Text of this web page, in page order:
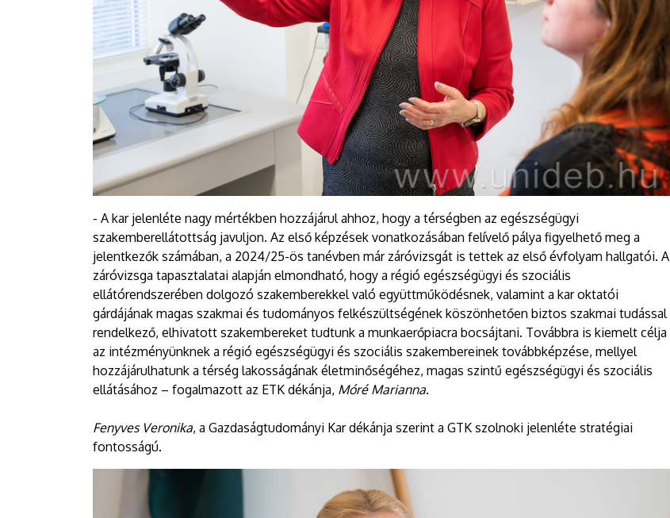
- A kar jelenléte nagy mértékben hozzájárul ahhoz, hogy a térségben az egészségügyi
szakemberellátottság javuljon. Az első képzések vonatkozásában felívelő pálya figyelhető meg a
jelentkezők számában, a 2024/25-ös tanévben már záróvizsgát is tettek az első évfolyam hallgatói. A
záróvizsga tapasztalatai alapján elmondható, hogy a régió egészségügyi és szociális
ellátórendszerében dolgozó szakemberekkel való együttműködésnek, valamint a kar oktatói
gárdájának magas szakmai és tudományos felkészültségének köszönhetően biztos szakmai tudással
rendelkező, elhivatott szakembereket tudtunk a munkaerőpiacra bocsájtani. Továbbra is kiemelt célja
az intézményünknek a régió egészségügyi és szociális szakembereinek továbbképzése, mellyel
hozzájárulhatunk a térség lakosságának életminőségéhez, magas szintű egészségügyi és szociális
ellátásához – fogalmazott az ETK dékánja, Móré Marianna.
Fenyves Veronika, a Gazdaságtudományi Kar dékánja szerint a GTK szolnoki jelenléte stratégiai
fontosságú.